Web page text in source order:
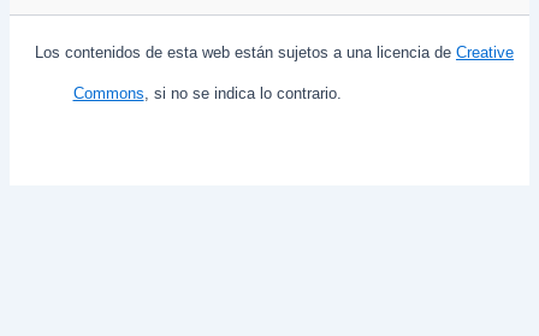
Los contenidos de esta web están sujetos a una licencia de Creative
Commons, si no se indica lo contrario.